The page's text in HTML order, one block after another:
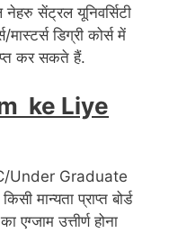
सेंट्रल यूनिवर्सिटी
डिग्री कोर्स में
कर सकते हैं.
ke Liye
Under Graduate
मान्यता प्राप्त बोर्ड
एग्जाम उत्तीर्ण होना